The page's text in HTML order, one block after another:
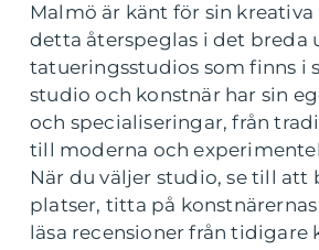
Malmö är känt för sin
detta återspeglas i det breda
tatueringsstudios som finns i
studio och konstnär har sin
och specialiseringar, från
till moderna och
När du väljer studio, se till att
platser, titta på
läsa recensioner från tidigare